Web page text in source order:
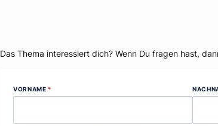
Das Thema interessiert dich? Wenn Du fragen hast,
VORNAME *